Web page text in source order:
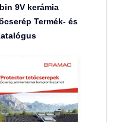
9V kerámia
Termék- és